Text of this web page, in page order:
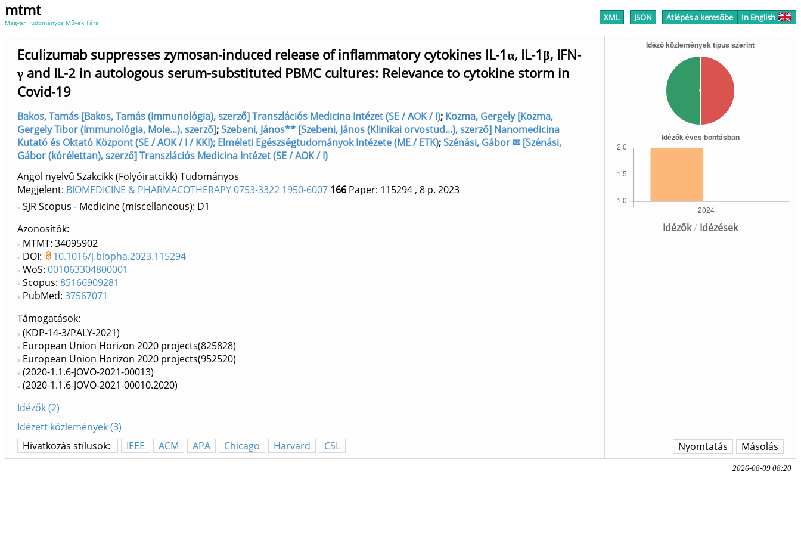
mtmt
Magyar Tudományos Művek Tára XML JSON Átlépés a keresőbe In English
Idézők/ Idézések
Eculizumab suppresses zymosan-induced release of inflammatory cytokines IL-1α, IL-1β, IFN-
γ and IL-2 in autologous serum-substituted PBMC cultures: Relevance to cytokine storm in
Covid-19
Bakos, Tamás [Bakos, Tamás (Immunológia), szerző] Transzlációs Medicina Intézet (SE / AOK / I); Kozma, Gergely [Kozma,
Gergely Tibor (Immunológia, Mole...), szerző];Szebeni, János** [Szebeni, János (Klinikai orvostud...), szerző] Nanomedicina
Kutató és Oktató Központ (SE / AOK / I / KKI); Elméleti Egészségtudományok Intézete (ME / ETK);Szénási, Gábor ✉ [Szénási,
Gábor (kórélettan), szerző] Transzlációs Medicina Intézet (SE / AOK / I)
Angol nyelvű Szakcikk (Folyóiratcikk) Tudományos
Megjelent: BIOMEDICINE & PHARMACOTHERAPY 0753-3322 1950-6007 166 Paper: 115294 , 8 p. 2023
SJR Scopus - Medicine (miscellaneous): D1
Azonosítók
MTMT: 34095902
DOI:
10.1016/j.biopha.2023.115294
WoS: 001063304800001
Scopus: 85166909281
PubMed: 37567071
Támogatások:
(KDP-14-3/PALY-2021)
European Union Horizon 2020 projects(825828)
European Union Horizon 2020 projects(952520)
(2020-1.1.6-JOVO-2021-00013)
(2020-1.1.6-JOVO-2021-00010.2020)
Idézők (2)
Idézett közlemények (3)
Hivatkozás stílusok:
IEEE ACM APA Chicago Harvard CSL Másolás
Nyomtatás
2026-08-09 08:20